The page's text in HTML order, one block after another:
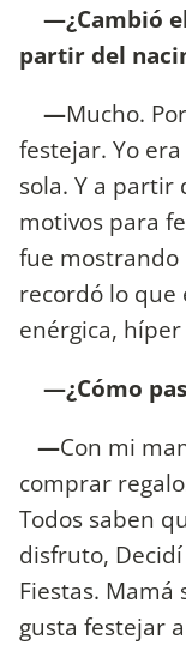
—¿Cambió
partir del
—Mucho.
festejar. Yo
sola. Y a partir
motivos para
fue mostrando
recordó lo que
enérgica,
—¿Cómo
—Con mi
comprar
Todos saben
disfruto,
Fiestas. Mamá
gusta festejar